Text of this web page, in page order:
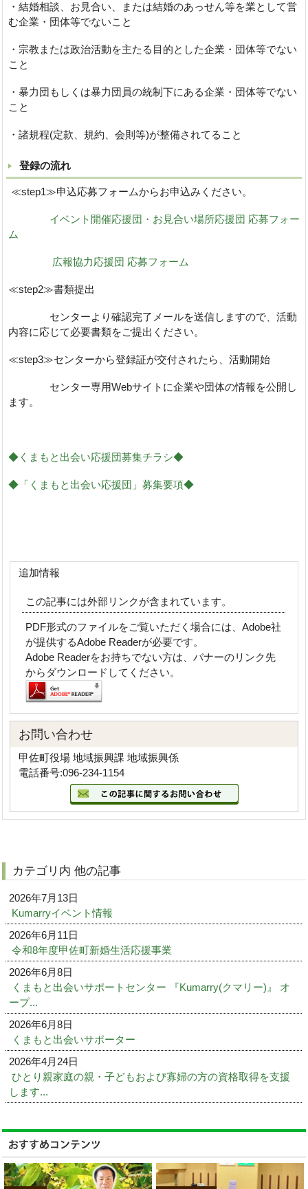
・結婚相談、お見合い、または結婚のあっせん等を業として営
む企業・団体等でないこと
・宗教または政治活動を主たる目的とした企業・団体等でない
こと
・暴力団もしくは暴力団員の統制下にある企業・団体等でない
こと
・諸規程(定款、規約、会則等)が整備されてること
登録の流れ
≪step1≫申込応募フォームからお申込みください。
イベント開催応援団・お見合い場所応援団 応募フォー
ム
広報協力応援団 応募フォーム
≪step2≫書類提出
センターより確認完了メールを送信しますので、活動
内容に応じて必要書類をご提出ください。
≪step3≫センターから登録証が交付されたら、活動開始
センター専用Webサイトに企業や団体の情報を公開し
ます。
◆くまもと出会い応援団募集チラシ◆
◆「くまもと出会い応援団」募集要項◆
追加情報
この記事には外部リンクが含まれています。
PDF形式のファイルをご覧いただく場合には、Adobe社
が提供するAdobe Readerが必要です。
Adobe Readerをお持ちでない方は、バナーのリンク先
からダウンロードしてください。
お問い合わせ
甲佐町役場 地域振興課 地域振興係
電話番号:096-234-1154
カテゴリ内 他の記事
2026年7月13日
Kumarryイベント情報
2026年6月11日
令和8年度甲佐町新婚生活応援事業
2026年6月8日
くまもと出会いサポートセンター 『Kumarry(クマリー)』 オ
ープ...
2026年6月8日
くまもと出会いサポーター
2026年4月24日
ひとり親家庭の親・子どもおよび寡婦の方の資格取得を支援
します...